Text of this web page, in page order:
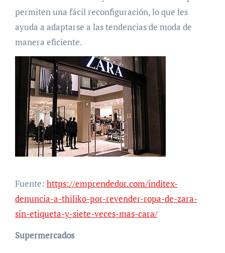
permiten una fácil reconfiguración, lo que les
ayuda a adaptarse a las tendencias de moda de
manera eficiente.
Fuente: https://emprendedor.com/inditex-
denuncia-a-thiliko-por-revender-ropa-de-zara-
sin-etiqueta-y-siete-veces-mas-cara/
Supermercados